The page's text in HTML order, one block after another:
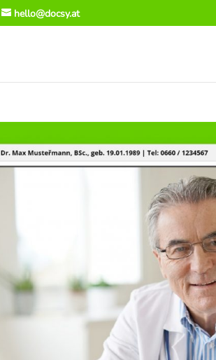
hello@docsy.at